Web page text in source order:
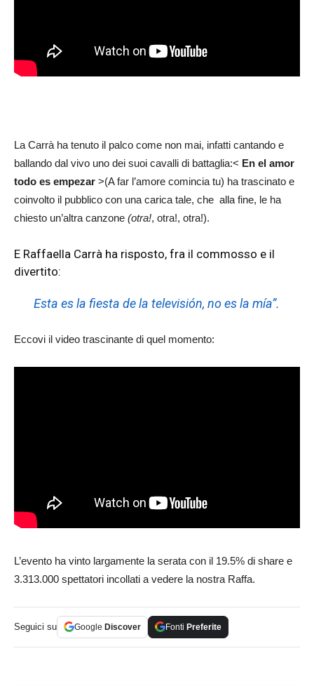
La Carrà ha tenuto il palco come non mai, infatti cantando e
ballando dal vivo uno dei suoi cavalli di battaglia:< En el amor
todo es empezar >(A far l’amore comincia tu) ha trascinato e
coinvolto il pubblico con una carica tale, che alla fine, le ha
chiesto un’altra canzone (otra!, otra!, otra!).
E Raffaella Carrà ha risposto, fra il commosso e il
divertito:
Esta es la fiesta de la televisión, no es la mía”.
Eccovi il video trascinante di quel momento:
L’evento ha vinto largamente la serata con il 19.5% di share e
3.313.000 spettatori incollati a vedere la nostra Raffa.
Seguici su Google Discover Fonti Preferite